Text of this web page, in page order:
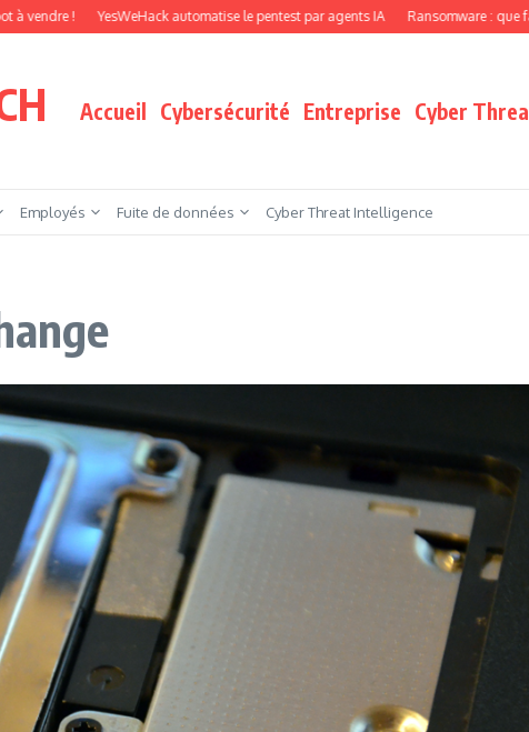
! YesWeHack automatise le pentest par agents IA Ransomware : que faire
Accueil Cybersécurité Entreprise Cyber
Employés Fuite de données Cyber Threat Intelligence